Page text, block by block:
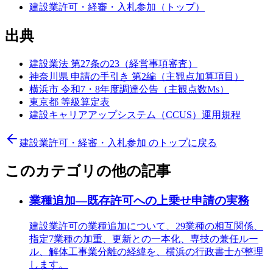
建設業許可・経審・入札参加（トップ）
出典
建設業法 第27条の23（経営事項審査）
神奈川県 申請の手引き 第2編（主観点加算項目）
横浜市 令和7・8年度調達公告（主観点数Ms）
東京都 等級算定表
建設キャリアアップシステム（CCUS）運用規程
建設業許可・経審・入札参加 のトップに戻る
このカテゴリの他の記事
業種追加—既存許可への上乗せ申請の実務
建設業許可の業種追加について、29業種の相互関係、
指定7業種の加重、更新との一本化、専技の兼任ルー
ル、解体工事業分離の経緯を、横浜の行政書士が整理
します。